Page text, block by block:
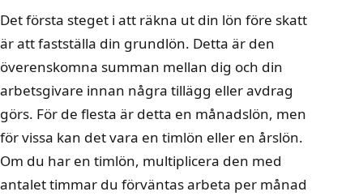
Det första steget i att räkna ut din lön före skatt
är att fastställa din grundlön. Detta är den
överenskomna summan mellan dig och din
arbetsgivare innan några tillägg eller avdrag
görs. För de flesta är detta en månadslön, men
för vissa kan det vara en timlön eller en årslön.
Om du har en timlön, multiplicera den med
antalet timmar du förväntas arbeta per månad